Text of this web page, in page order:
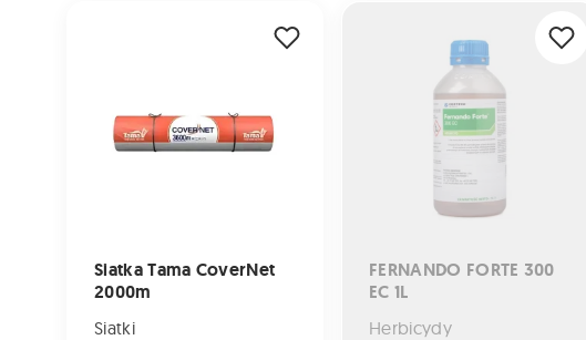
Siatka Tama CoverNet
2000m
Siatki
FERNANDO FORTE 300
EC 1L
Herbicydy